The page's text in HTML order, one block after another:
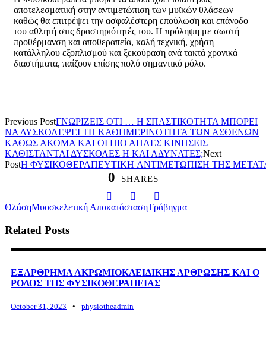
αποτελεσματική στην αντιμετώπιση των μυϊκών θλάσεων
καθώς θα επιτρέψει την ασφαλέστερη επούλωση και επάνοδο
του αθλητή στις δραστηριότητές του. Η πρόληψη με σωστή
προθέρμανση και αποθεραπεία, καλή τεχνική, χρήση
κατάλληλου εξοπλισμού και ξεκούραση ανά τακτά χρονικά
διαστήματα, παίζουν επίσης πολύ σημαντικό ρόλο.
Previous PostΓΝΩΡΙΖΕΙΣ ΟΤΙ … Η ΣΠΑΣΤΙΚΟΤΗΤΑ ΜΠΟΡΕΙ
ΝΑ ΔΥΣΚΟΛΕΨΕΙ ΤΗ ΚΑΘΗΜΕΡΙΝΟΤΗΤΑ ΤΩΝ ΑΣΘΕΝΩΝ
ΚΑΘΩΣ ΑΚΟΜΑ ΚΑΙ ΟΙ ΠΙΟ ΑΠΛΕΣ ΚΙΝΗΣΕΙΣ
ΚΑΘΙΣΤΑΝΤΑΙ ΔΥΣΚΟΛΕΣ Η ΚΑΙ ΑΔΥΝΑΤΕΣ;Next
PostΗ ΦΥΣΙΚΟΘΕΡΑΠΕΥΤΙΚΗ ΑΝΤΙΜΕΤΩΠΙΣΗ ΤΗΣ
0 SHARES
ΘλάσηΜυοσκελετική ΑποκατάστασηΤράβηγμα
Related Posts
ΕΞΑΡΘΡΗΜΑ ΑΚΡΩΜΙΟΚΛΕΙΔΙΚΗΣ ΑΡΘΡΩΣΗΣ ΚΑΙ Ο
ΡΟΛΟΣ ΤΗΣ ΦΥΣΙΚΟΘΕΡΑΠΕΙΑΣ
October 31, 2023 • physiotheadmin